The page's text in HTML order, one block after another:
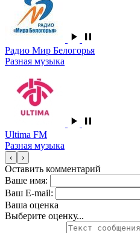
Радио Мир Белогорья
Разная музыка
Ultima FM
Разная музыка
‹ ›
Оставить комментарий
Ваше имя:
Ваш E-mail:
Ваша оценка
Выберите оценку...